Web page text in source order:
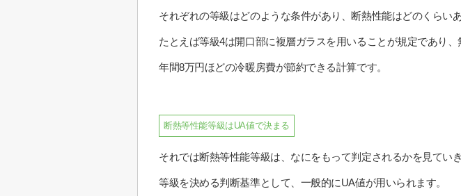
それぞれの等級はどのような条件があり、断熱性能はどのくらい
たとえば等級4は開口部に複層ガラスを用いることが規定であり
年間8万円ほどの冷暖房費が節約できる計算です。
断熱等性能等級はUA値で決まる
それでは断熱等性能等級は、なにをもって判定されるかを見ていき
等級を決める判断基準として、一般的にUA値が用いられます。